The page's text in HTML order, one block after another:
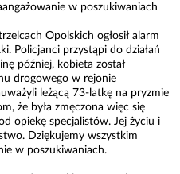
w poszukiwaniach
Opolskich ogłosił alarm
Policjanci przystąpi do działań
później, kobieta został
drogowego w rejonie
leżącą 73-latkę na pryzmie
że była zmęczona więc się
opiekę specjalistów. Jej życiu i
Dziękujemy wszystkim
w poszukiwaniach.